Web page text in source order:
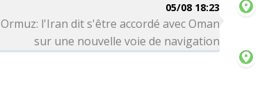
05/08 18:23
Ormuz: l'Iran dit s'être accordé avec Oman
sur une nouvelle voie de navigation